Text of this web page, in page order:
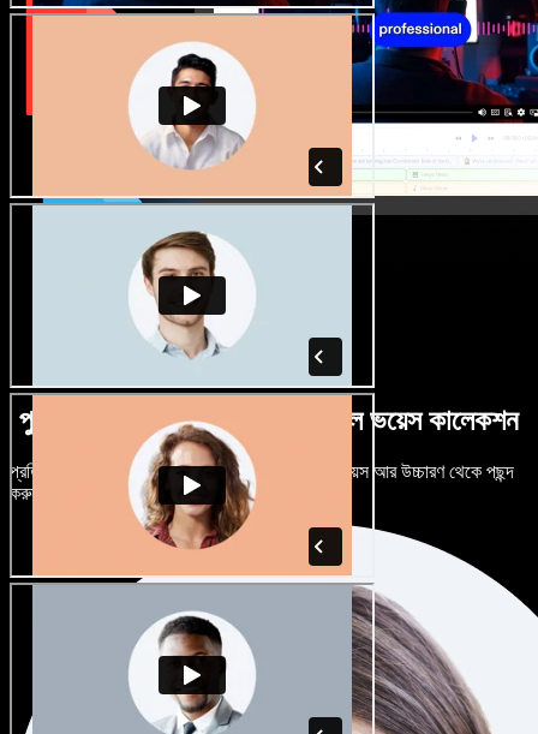
পুরুষ-নারী ভেদে নানান উচ্চারণে বিশাল ভয়েস কালেকশন
প্রতিটি প্রজেক্টকে আলাদা শোনাতে দিন। শত শত AI ভয়েস আর উচ্চারণ থেকে পছন্দ
করুন, নিজের মতো টিউন করুন।